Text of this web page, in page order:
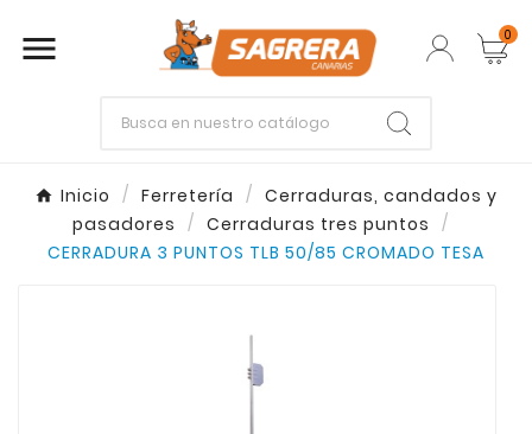
 0
Inicio Ferretería
Cerraduras, candados y
pasadores
Cerraduras tres puntos
CERRADURA 3 PUNTOS TLB 50/85 CROMADO TESA